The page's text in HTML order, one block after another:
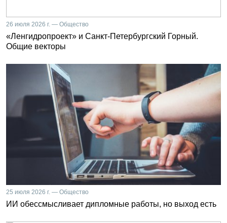
26 июля 2026 г. — Общество
«Ленгидропроект» и Санкт-Петербургский Горный.
Общие векторы
25 июля 2026 г. — Общество
ИИ обессмысливает дипломные работы, но выход есть